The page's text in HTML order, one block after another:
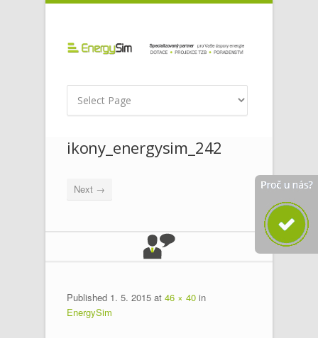
ikony_energysim_242
Next →
Published 1. 5. 2015 at 46 × 40 in
EnergySim